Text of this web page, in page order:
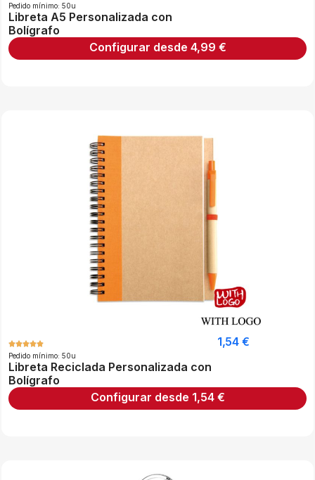
Pedido mínimo: 50u
Libreta A5 Personalizada con
Bolígrafo
Configurar desde 4,99 €
Pedido mínimo: 50u
Libreta Reciclada Personalizada con
Bolígrafo
1,54 €
Configurar desde 1,54 €